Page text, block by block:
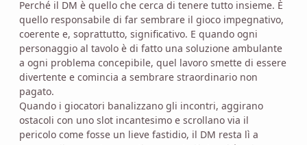
Perché il DM è quello che cerca di tenere tutto insieme. È
quello responsabile di far sembrare il gioco impegnativo,
coerente e, soprattutto, significativo. E quando ogni
personaggio al tavolo è di fatto una soluzione ambulante
a ogni problema concepibile, quel lavoro smette di essere
divertente e comincia a sembrare straordinario non
pagato.
Quando i giocatori banalizzano gli incontri, aggirano
ostacoli con uno slot incantesimo e scrollano via il
pericolo come fosse un lieve fastidio, il DM resta lì a